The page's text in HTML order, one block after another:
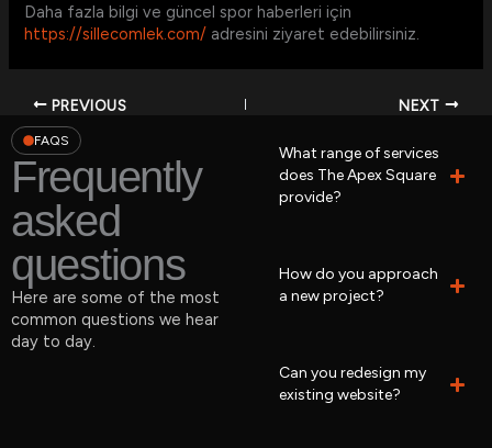
Daha fazla bilgi ve güncel spor haberleri için
https://sillecomlek.com/ adresini ziyaret edebilirsiniz.
PREVIOUS NEXT
FAQS
Frequently
asked
questions
Here are some of the most
common questions we hear
day to day.
What range of services
does The Apex Square
provide?
How do you approach
a new project?
Can you redesign my
existing website?